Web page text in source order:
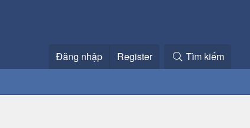
Đăng nhập Register Tìm kiếm